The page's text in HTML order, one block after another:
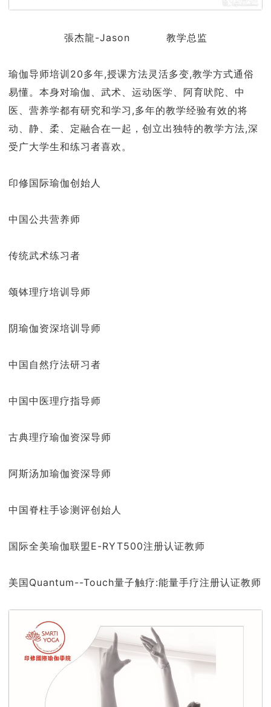
張杰龍-Jason 教学总监
瑜伽导师培训20多年,授课方法灵活多变,教学方式通俗
易懂。本身对瑜伽、武术、运动医学、阿育吠陀、中
医、营养学都有研究和学习,多年的教学经验有效的将
动、静、柔、定融合在一起，创立出独特的教学方法,深
受广大学生和练习者喜欢。
印修国际瑜伽创始人
中国公共营养师
传统武术练习者
颂钵理疗培训导师
阴瑜伽资深培训导师
中国自然疗法研习者
中国中医理疗指导师
古典理疗瑜伽资深导师
阿斯汤加瑜伽资深导师
中国脊柱手诊测评创始人
国际全美瑜伽联盟E-RYT500注册认证教师
美国Quantum--Touch量子触疗:能量手疗注册认证教师